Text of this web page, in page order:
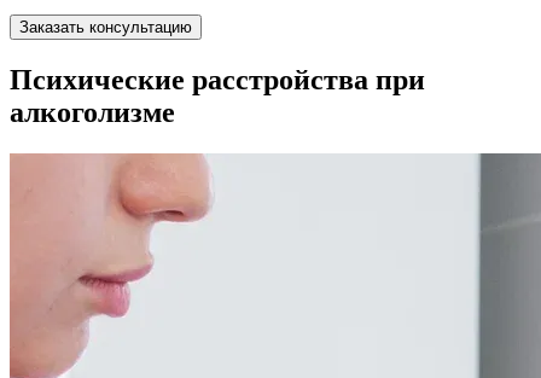
Заказать консультацию
Психические расстройства при
алкоголизме